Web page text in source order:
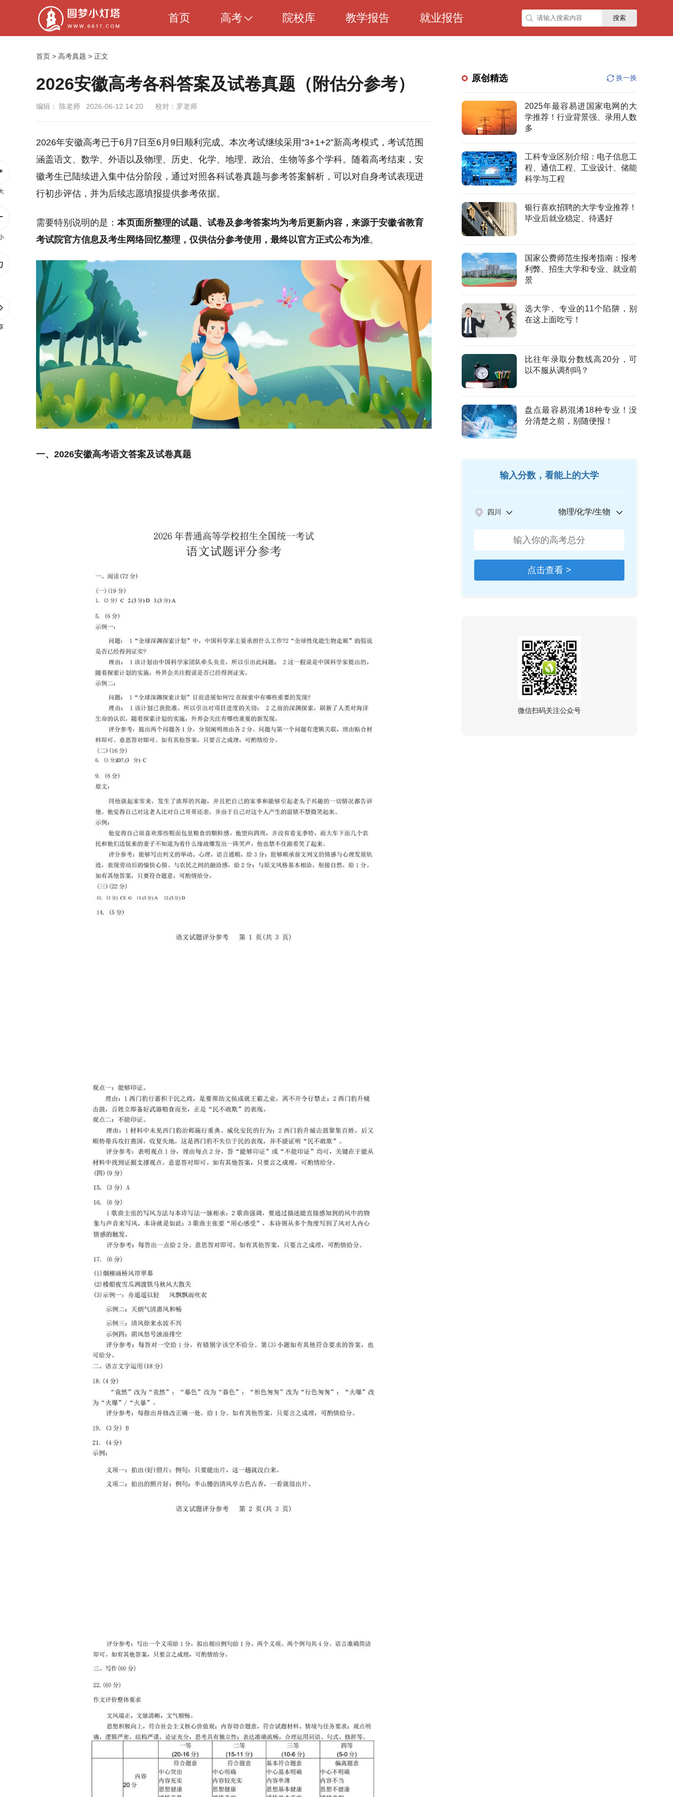
首页 高考 院校库 教学报告 就业报告 搜索
首页 > 高考真题 > 正文
2026安徽高考各科答案及试卷真题（附估分参考）
编辑： 陈老师 2026-06-12 14:20 校对：罗老师
2026年安徽高考已于6月7日至6月9日顺利完成。本次考试继续采用“3+1+2”新高考模式，考试范围
涵盖语文、数学、外语以及物理、历史、化学、地理、政治、生物等多个学科。随着高考结束，安
徽考生已陆续进入集中估分阶段，通过对照各科试卷真题与参考答案解析，可以对自身考试表现进
行初步评估，并为后续志愿填报提供参考依据。
需要特别说明的是： 本页面所整理的试题、试卷及参考答案均为考后更新内容，来源于安徽省教育
考试院官方信息及考生网络回忆整理，仅供估分参考使用，最终以官方正式公布为准。
一、2026安徽高考语文答案及试卷真题
原创精选 换一换
2025年最容易进国家电网的大
学推荐！行业背景强、录用人数
多
工科专业区别介绍：电子信息工
程、通信工程、工业设计、储能
科学与工程
银行喜欢招聘的大学专业推荐！
毕业后就业稳定、待遇好
国家公费师范生报考指南：报考
利弊、招生大学和专业、就业前
景
选大学、专业的11个陷阱，别
在这上面吃亏！
比往年录取分数线高20分，可
以不服从调剂吗？
盘点最容易混淆18种专业！没
分清楚之前，别随便报！
输入分数，看能上的大学
四川 物理/化学/生物
点击查看 >
微信扫码关注公众号